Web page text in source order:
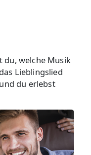
du, welche Musik
Lieblingslied
du erlebst